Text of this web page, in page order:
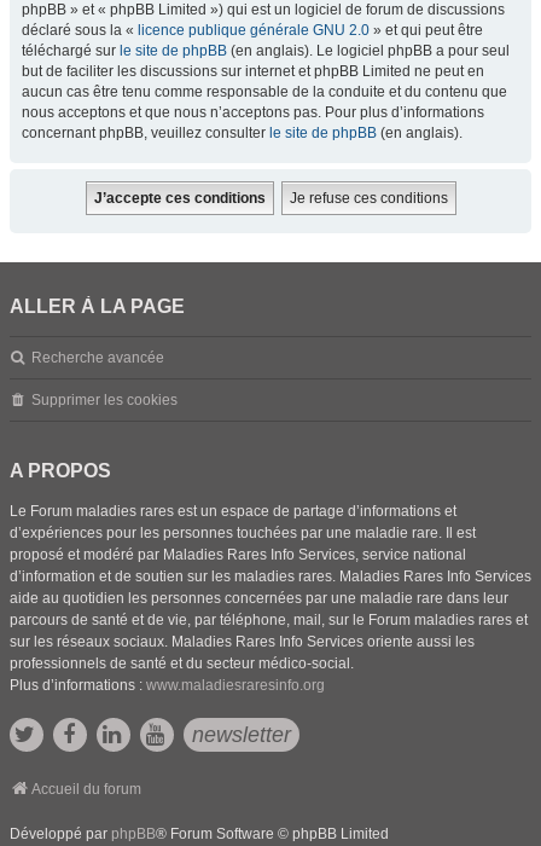
phpBB » et « phpBB Limited ») qui est un logiciel de forum de discussions
déclaré sous la « licence publique générale GNU 2.0 » et qui peut être
téléchargé sur le site de phpBB (en anglais). Le logiciel phpBB a pour seul
but de faciliter les discussions sur internet et phpBB Limited ne peut en
aucun cas être tenu comme responsable de la conduite et du contenu que
nous acceptons et que nous n’acceptons pas. Pour plus d’informations
concernant phpBB, veuillez consulter le site de phpBB (en anglais).
ALLER À LA PAGE
Recherche avancée
Supprimer les cookies
A PROPOS
Le Forum maladies rares est un espace de partage d’informations et
d’expériences pour les personnes touchées par une maladie rare. Il est
proposé et modéré par Maladies Rares Info Services, service national
d’information et de soutien sur les maladies rares. Maladies Rares Info Services
aide au quotidien les personnes concernées par une maladie rare dans leur
parcours de santé et de vie, par téléphone, mail, sur le Forum maladies rares et
sur les réseaux sociaux. Maladies Rares Info Services oriente aussi les
professionnels de santé et du secteur médico-social.
Plus d’informations : www.maladiesraresinfo.org
newsletter
Accueil du forum
Développé par phpBB® Forum Software © phpBB Limited